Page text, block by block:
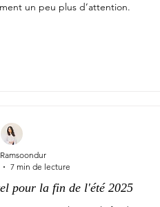
un peu plus d’attention.
pour la fin de l'été 2025
7 min de lecture